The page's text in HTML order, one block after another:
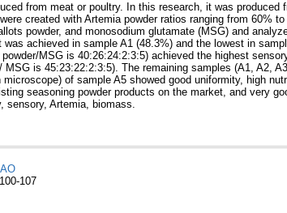
from meat or poultry. In this research, it was
created with Artemia powder ratios ranging from 60%
powder, and monosodium glutamate (MSG) and
achieved in sample A1 (48.3%) and the lowest in
MSG is 40:26:24:2:3:5) achieved the highest
MSG is 45:23:22:2:3:5). The remaining samples (A1, A2,
of sample A5 showed good uniformity, high
seasoning powder products on the market, and very
sensory, Artemia, biomass.
107